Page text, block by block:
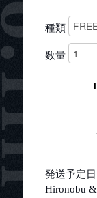
種類
数量
発送予定
Hironobu